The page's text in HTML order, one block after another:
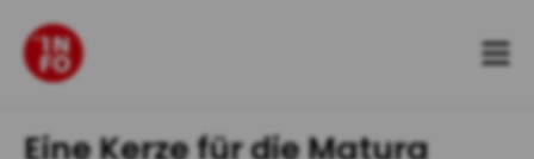
Zum
Inhalt
springen
Eine Kerze für die Matura